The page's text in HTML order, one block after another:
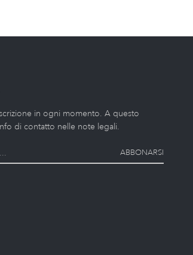
in ogni momento. A questo
di contatto nelle note legali.
ABBONARSI